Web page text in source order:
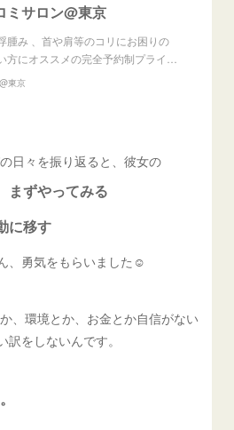
ミサロン@東京
腫み 、首や肩等のコリにお困りの
方にオススメの完全予約制プライ…
東京
日々を振り返ると、彼女の
まずやってみる
に移す
、勇気をもらいました☺️
、環境とか、お金とか自信がない
をしないんです。